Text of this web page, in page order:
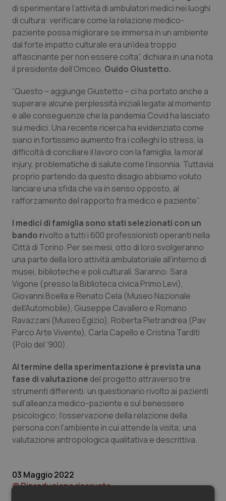
Marche
Molise
Piemonte
Provincia Autonoma di Bolzano
Provincia Autonoma di Trento
Puglia
Sardegna
Sicilia
Toscana
Umbria
Valle D’Aosta
Veneto
Donna & Salute
Epatiti
HIV
Infezioni & Febbre
Ipertensione & Scompenso
Malattie rare
Malattia di Crohn & Rettocolite Ulcerosa
Neuroscienze & patologie neurodegenerative
Obesità
Oftalmologia
Oncodermatologia
Oncoematologia
Oncologia & Nutrizione
Quotidiano Cardiologia
Quotidiano Chirurgia
Quotidiano Oncologia
Rene & patologie urogenitali
di sperimentare l’attività di ambulatori medici nei luoghi
di cultura: verificare come la relazione medico-
paziente possa migliorare se immersa in un ambiente
dal forte impatto culturale era un’idea troppo
affascinante per non essere colta”, dichiara in una nota
il presidente dell’Omceo, Guido Giustetto.
“Questo – aggiunge Giustetto – ci ha portato anche a
superare alcune perplessità iniziali legate al momento
e alle conseguenze che la pandemia Covid ha lasciato
sui medici. Una recente ricerca ha evidenziato come
siano in fortissimo aumento fra i colleghi lo stress, la
difficoltà di conciliare il lavoro con la famiglia, la moral
injury, problematiche di salute come l’insonnia. Tuttavia
proprio partendo da questo disagio abbiamo voluto
lanciare una sfida che va in senso opposto, al
rafforzamento del rapporto fra medico e paziente”.
I medici di famiglia sono stati selezionati con un
bando rivolto a tutti i 600 professionisti operanti nella
Città di Torino. Per sei mesi, otto di loro svolgeranno
una parte della loro attività ambulatoriale all’interno di
musei, biblioteche e poli culturali. Saranno: Sara
Vigone (presso la Biblioteca civica Primo Levi),
Giovanni Boella e Renato Cela (Museo Nazionale
dell’Automobile), Giuseppe Cavallero e Romano
Ravazzani (Museo Egizio), Roberta Pietrandrea (Pav
Parco Arte Vivente), Carla Capello e Cristina Tarditi
(Polo del ‘900).
Al termine della sperimentazione è prevista una
fase di valutazione del progetto attraverso tre
strumenti differenti: un questionario rivolto ai pazienti
sull’alleanza medico-paziente e sul benessere
psicologico; l’osservazione della relazione della
persona con l’ambiente in cui attende la visita; una
valutazione antropologica qualitativa e descrittiva.
03 Maggio 2022
© Riproduzione riservata